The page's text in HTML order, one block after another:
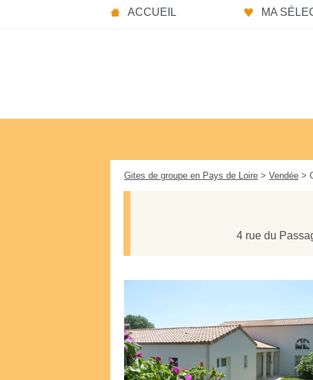
ACCUEIL MA
Gites de groupe en Pays de Loire > Vendée >
4 rue du
Panneau de gestion des cookies